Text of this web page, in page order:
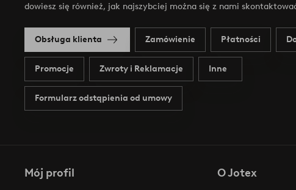
dowiesz się również, jak najszybciej można się z nami
Obsługa klienta Zamówienie Płatności
Promocje Zwroty i Reklamacje Inne
Formularz odstąpienia od umowy
Mój profil O Jotex